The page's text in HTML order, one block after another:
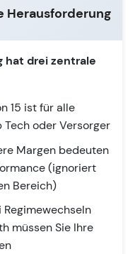
Herausforderung
hat drei zentrale
15 ist für alle
Tech oder Versorger
Margen bedeuten
(ignoriert
Bereich)
Regimewechseln
müssen Sie Ihre